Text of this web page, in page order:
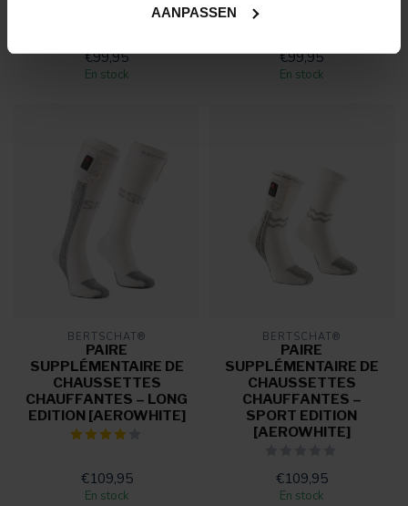
AANPASSEN
ELITE | LONG EDITION
€99,95
En stock
ELITE | HIKING EDITION
€99,95
En stock
BERTSCHAT®
PAIRE
SUPPLÉMENTAIRE DE
CHAUSSETTES
CHAUFFANTES – LONG
EDITION [AEROWHITE]
€109,95
En stock
BERTSCHAT®
PAIRE
SUPPLÉMENTAIRE DE
CHAUSSETTES
CHAUFFANTES –
SPORT EDITION
[AEROWHITE]
€109,95
En stock